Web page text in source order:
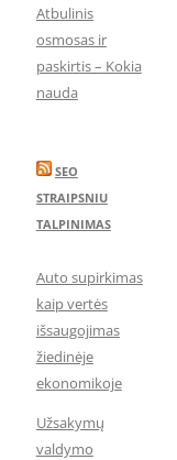
Atbulinis
osmosas ir
paskirtis – Kokia
nauda
SEO
STRAIPSNIU
TALPINIMAS
Auto supirkimas
kaip vertės
išsaugojimas
žiedinėje
ekonomikoje
Užsakymų
valdymo